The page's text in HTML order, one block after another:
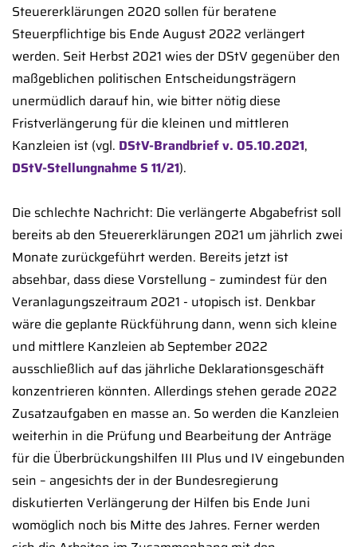
Steuererklärungen 2020 sollen für beratene
Steuerpflichtige bis Ende August 2022 verlängert
werden. Seit Herbst 2021 wies der DStV gegenüber den
maßgeblichen politischen Entscheidungsträgern
unermüdlich darauf hin, wie bitter nötig diese
Fristverlängerung für die kleinen und mittleren
Kanzleien ist (vgl. DStV-Brandbrief v. 05.10.2021,
DStV-Stellungnahme S 11/21).
Die schlechte Nachricht: Die verlängerte Abgabefrist soll
bereits ab den Steuererklärungen 2021 um jährlich zwei
Monate zurückgeführt werden. Bereits jetzt ist
absehbar, dass diese Vorstellung – zumindest für den
Veranlagungszeitraum 2021 - utopisch ist. Denkbar
wäre die geplante Rückführung dann, wenn sich kleine
und mittlere Kanzleien ab September 2022
ausschließlich auf das jährliche Deklarationsgeschäft
konzentrieren könnten. Allerdings stehen gerade 2022
Zusatzaufgaben en masse an. So werden die Kanzleien
weiterhin in die Prüfung und Bearbeitung der Anträge
für die Überbrückungshilfen III Plus und IV eingebunden
sein – angesichts der in der Bundesregierung
diskutierten Verlängerung der Hilfen bis Ende Juni
womöglich noch bis Mitte des Jahres. Ferner werden